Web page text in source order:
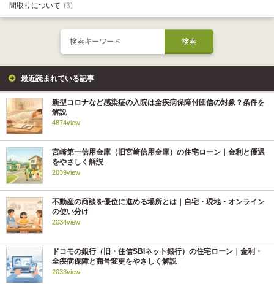
間取りについて (3)
最近読まれている記事
新型コロナなど感染症の入院は全疾病保障付団信の対象？条件を
解説
4874view
宮崎第一信用金庫（旧宮崎信用金庫）の住宅ローン｜金利と優遇
をやさしく解説
2039view
不動産の商談を優位に進める場所とは｜自宅・現地・オンライン
の使い分け
2034view
ドコモの銀行（旧・住信SBIネット銀行）の住宅ローン｜金利・
全疾病保障と商号変更をやさしく解説
2033view